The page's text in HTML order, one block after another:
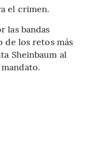
el crimen.
las bandas
de los retos más
Sheinbaum al